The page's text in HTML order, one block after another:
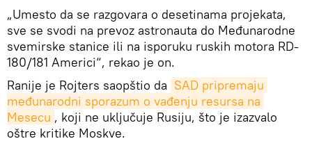
„Umesto da se razgovara o desetinama projekata,
sve se svodi na prevoz astronauta do Međunarodne
svemirske stanice ili na isporuku ruskih motora RD-
180/181 Americi“, rekao je on.
Ranije je Rojters saopštio da SAD pripremaju
međunarodni sporazum o vađenju resursa na
Mesecu , koji ne uključuje Rusiju, što je izazvalo
oštre kritike Moskve.